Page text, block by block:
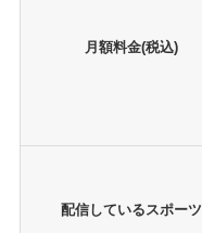
月額料金(税込)
配信しているスポーツ